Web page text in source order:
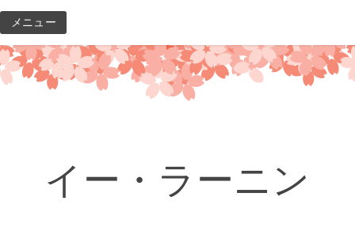
コ
ン
テ
ン
メニュー
イー・ラーニン